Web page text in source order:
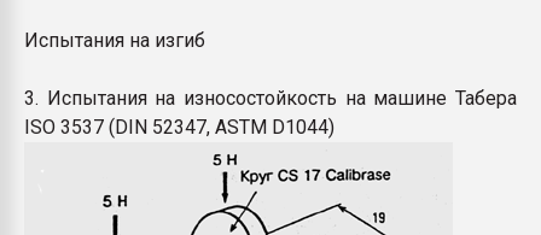
Испытания на изгиб
3. Испытания на износостойкость на машине Табера
ISO 3537 (DIN 52347, ASTM D1044)